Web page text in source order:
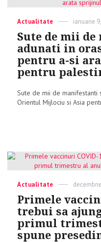
Categories
Actualitate
Posted
on
ianuarie
Sute de mii
adunati in
pentru a-si
pentru
Sute de mii de manifestanti
Orientul Mijlociu si Asia
Categories
Actualitate
Posted
Primele
trebui sa
primul
spune